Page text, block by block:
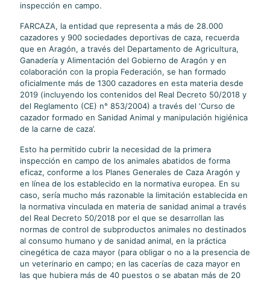
inspección en campo.
FARCAZA, la entidad que representa a más de 28.000
cazadores y 900 sociedades deportivas de caza, recuerda
que en Aragón, a través del Departamento de Agricultura,
Ganadería y Alimentación del Gobierno de Aragón y en
colaboración con la propia Federación, se han formado
oficialmente más de 1300 cazadores en esta materia desde
2019 (incluyendo los contenidos del Real Decreto 50/2018 y
del Reglamento (CE) n° 853/2004) a través del ‘Curso de
cazador formado en Sanidad Animal y manipulación higiénica
de la carne de caza’.
Esto ha permitido cubrir la necesidad de la primera
inspección en campo de los animales abatidos de forma
eficaz, conforme a los Planes Generales de Caza Aragón y
en línea de los establecido en la normativa europea. En su
caso, sería mucho más razonable la limitación establecida en
la normativa vinculada en materia de sanidad animal a través
del Real Decreto 50/2018 por el que se desarrollan las
normas de control de subproductos animales no destinados
al consumo humano y de sanidad animal, en la práctica
cinegética de caza mayor (para obligar o no a la presencia de
un veterinario en campo; en las cacerías de caza mayor en
las que hubiera más de 40 puestos o se abatan más de 20